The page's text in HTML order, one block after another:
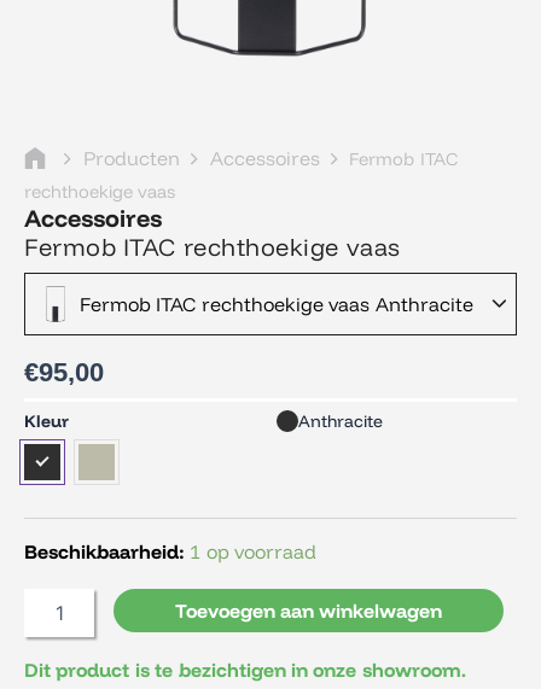
Producten Accessoires
Fermob ITAC
rechthoekige vaas
Accessoires
Fermob ITAC rechthoekige vaas
Fermob ITAC rechthoekige vaas Anthracite
€95,00
Kleur Anthracite
Beschikbaarheid: 1 op voorraad
Fermob
ITAC
rechthoekige
aantal
Toevoegen aan winkelwagen
Dit product is te bezichtigen in onze showroom.